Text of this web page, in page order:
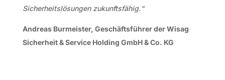
Sicherheitslösungen zukunftsfähig.“
Andreas Burmeister, Geschäftsführer der Wisag
Sicherheit & Service Holding GmbH & Co. KG